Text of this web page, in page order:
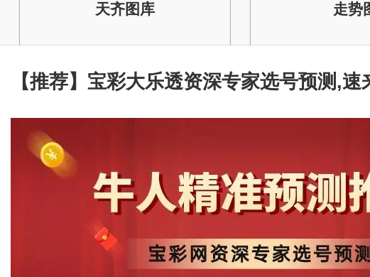
天齐图库 走势
【推荐】宝彩大乐透资深专家选号预测,速